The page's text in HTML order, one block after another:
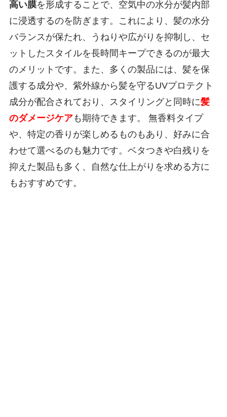
高い膜を形成することで、空気中の水分が髪内部
に浸透するのを防ぎます。これにより、髪の水分
バランスが保たれ、うねりや広がりを抑制し、セ
ットしたスタイルを長時間キープできるのが最大
のメリットです。また、多くの製品には、髪を保
護する成分や、紫外線から髪を守るUVプロテクト
成分が配合されており、スタイリングと同時に髪
のダメージケアも期待できます。 無香料タイプ
や、特定の香りが楽しめるものもあり、好みに合
わせて選べるのも魅力です。ベタつきや白残りを
抑えた製品も多く、自然な仕上がりを求める方に
もおすすめです。